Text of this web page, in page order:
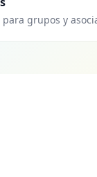
grupos y